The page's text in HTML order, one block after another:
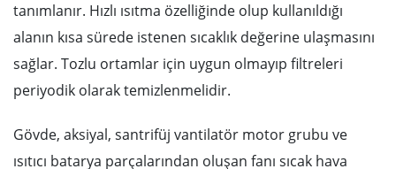
tanımlanır. Hızlı ısıtma özelliğinde olup kullanıldığı
alanın kısa sürede istenen sıcaklık değerine ulaşmasını
sağlar. Tozlu ortamlar için uygun olmayıp filtreleri
periyodik olarak temizlenmelidir.
Gövde, aksiyal, santrifüj vantilatör motor grubu ve
ısıtıcı batarya parçalarından oluşan fanı sıcak hava